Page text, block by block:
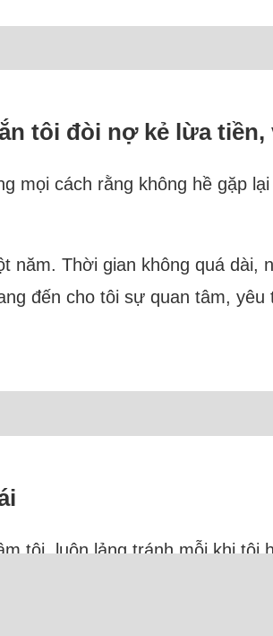
tôi đòi nợ kẻ lừa tiền,
mọi cách rằng không hề gặp
năm. Thời gian không quá
đến cho tôi sự quan tâm,
tôi, luôn lảng tránh mỗi khi tôi